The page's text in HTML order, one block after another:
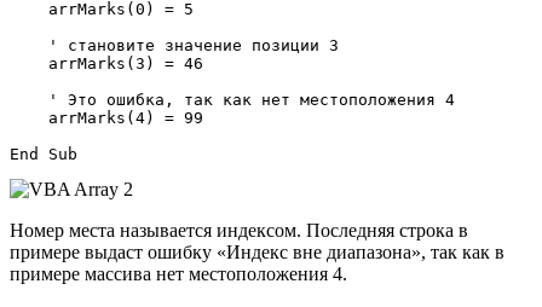
    arrMarks(0) = 5
    ' становите значение позиции 3
    arrMarks(3) = 46
    ' Это ошибка, так как нет местоположения 4
    arrMarks(4) = 99
Номер места называется индексом. Последняя строка в
примере выдаст ошибку «Индекс вне диапазона», так как в
примере массива нет местоположения 4.